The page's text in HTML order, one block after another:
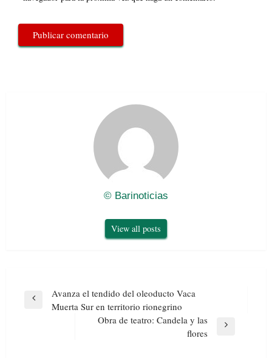
© Barinoticias
View all posts
Navegación
Previous
Avanza el tendido del oleoducto Vaca
Muerta Sur en territorio rionegrino
Obra de teatro: Candela y las
flores